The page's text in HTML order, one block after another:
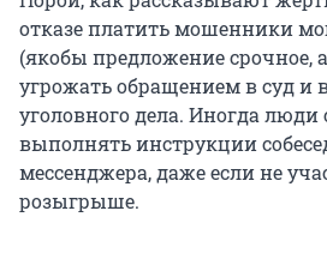
отказе платить мошенники
(якобы предложение срочное,
угрожать обращением в суд и
уголовного дела. Иногда
выполнять инструкции
мессенджера, даже если не
розыгрыше.